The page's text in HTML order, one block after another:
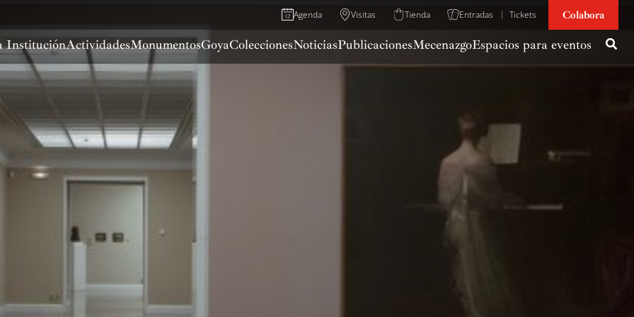
Agenda Visitas Tienda Entradas Tickets Colabora
InstituciónActividadesMonumentosGoyaColeccionesNoticiasPublicacionesMecenazgoEspacios para eventos